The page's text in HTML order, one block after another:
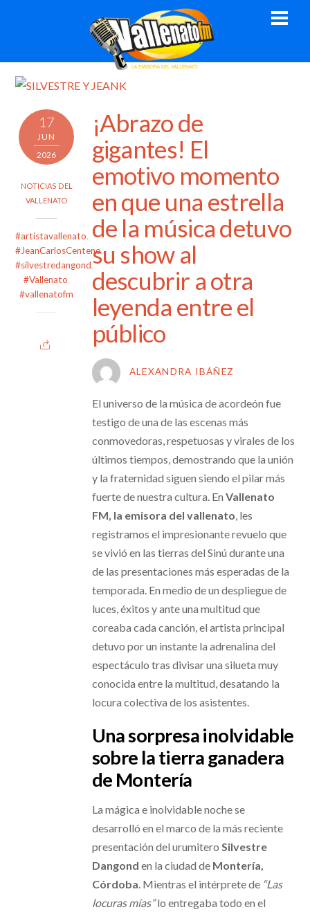
17
JUN
2026
NOTICIAS DEL
VALLENATO
#artistavallenato,
#JeanCarlosCenteno,
#silvestredangond,
#Vallenato,
#vallenatofm
¡Abrazo de
gigantes! El
emotivo momento
en que una estrella
de la música detuvo
su show al
descubrir a otra
leyenda entre el
público
ALEXANDRA IBÁÑEZ
El universo de la música de acordeón fue
testigo de una de las escenas más
conmovedoras, respetuosas y virales de los
últimos tiempos, demostrando que la unión
y la fraternidad siguen siendo el pilar más
fuerte de nuestra cultura. En Vallenato
FM, la emisora del vallenato , les
registramos el impresionante revuelo que
se vivió en las tierras del Sinú durante una
de las presentaciones más esperadas de la
temporada. En medio de un despliegue de
luces, éxitos y ante una multitud que
coreaba cada canción, el artista principal
detuvo por un instante la adrenalina del
espectáculo tras divisar una silueta muy
conocida entre la multitud, desatando la
locura colectiva de los asistentes.
Una sorpresa inolvidable
sobre la tierra ganadera
de Montería
La mágica e inolvidable noche se
desarrolló en el marco de la más reciente
presentación del urumitero Silvestre
Dangond en la ciudad de Montería,
Córdoba. Mientras el intérprete de “Las
locuras mías”lo entregaba todo en el